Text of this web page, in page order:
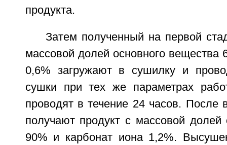
продукта.
Затем полученный на первой
массовой долей основного вещества
0,6% загружают в сушилку и
сушки при тех же параметрах
проводят в течение 24 часов. После
получают продукт с массовой долей
90% и карбонат иона 1,2%.